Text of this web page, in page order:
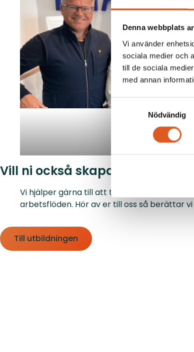
Denna webbplats
Vi använder
sociala medier och
till de sociala
med annan
Samtyckesval
Nödvändig
Vill ni också skapa en
Vi hjälper gärna till att ta fram en lösning
arbetsflöden. Hör av er till oss så berättar
Till utbildningen